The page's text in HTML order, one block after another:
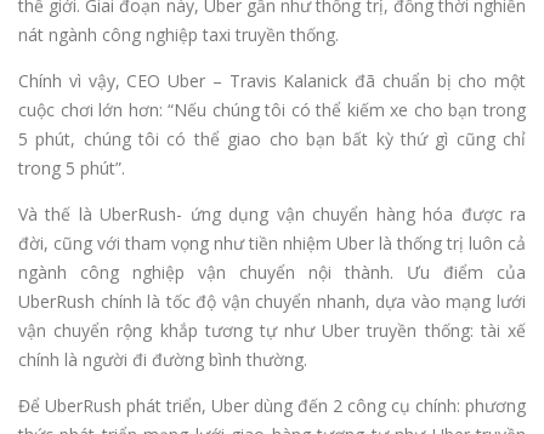
thế giới. Giai đoạn này, Uber gần như thống trị, đồng thời nghiền
nát ngành công nghiệp taxi truyền thống.
Chính vì vậy, CEO Uber – Travis Kalanick đã chuẩn bị cho một
cuộc chơi lớn hơn: “Nếu chúng tôi có thể kiếm xe cho bạn trong
5 phút, chúng tôi có thể giao cho bạn bất kỳ thứ gì cũng chỉ
trong 5 phút”.
Và thế là UberRush- ứng dụng vận chuyển hàng hóa được ra
đời, cũng với tham vọng như tiền nhiệm Uber là thống trị luôn cả
ngành công nghiệp vận chuyển nội thành. Ưu điểm của
UberRush chính là tốc độ vận chuyển nhanh, dựa vào mạng lưới
vận chuyển rộng khắp tương tự như Uber truyền thống: tài xế
chính là người đi đường bình thường.
Để UberRush phát triển, Uber dùng đến 2 công cụ chính: phương